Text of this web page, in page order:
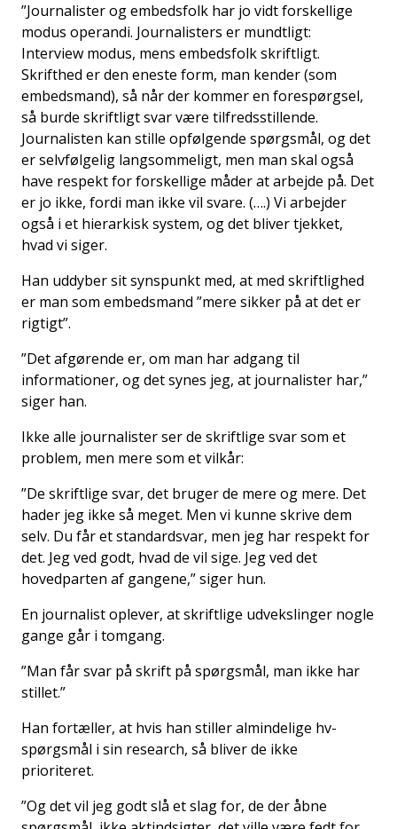
”Journalister og embedsfolk har jo vidt forskellige
modus operandi. Journalisters er mundtligt:
Interview modus, mens embedsfolk skriftligt.
Skrifthed er den eneste form, man kender (som
embedsmand), så når der kommer en forespørgsel,
så burde skriftligt svar være tilfredsstillende.
Journalisten kan stille opfølgende spørgsmål, og det
er selvfølgelig langsommeligt, men man skal også
have respekt for forskellige måder at arbejde på. Det
er jo ikke, fordi man ikke vil svare. (….) Vi arbejder
også i et hierarkisk system, og det bliver tjekket,
hvad vi siger.
Han uddyber sit synspunkt med, at med skriftlighed
er man som embedsmand ”mere sikker på at det er
rigtigt”.
”Det afgørende er, om man har adgang til
informationer, og det synes jeg, at journalister har,”
siger han.
Ikke alle journalister ser de skriftlige svar som et
problem, men mere som et vilkår:
”De skriftlige svar, det bruger de mere og mere. Det
hader jeg ikke så meget. Men vi kunne skrive dem
selv. Du får et standardsvar, men jeg har respekt for
det. Jeg ved godt, hvad de vil sige. Jeg ved det
hovedparten af gangene,” siger hun.
En journalist oplever, at skriftlige udvekslinger nogle
gange går i tomgang.
”Man får svar på skrift på spørgsmål, man ikke har
stillet.”
Han fortæller, at hvis han stiller almindelige hv-
spørgsmål i sin research, så bliver de ikke
prioriteret.
”Og det vil jeg godt slå et slag for, de der åbne